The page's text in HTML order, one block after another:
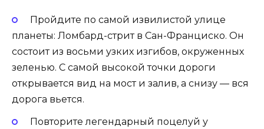
Пройдите по самой извилистой улице
планеты: Ломбард-стрит в Сан-Франциско. Он
состоит из восьми узких изгибов, окруженных
зеленью. С самой высокой точки дороги
открывается вид на мост и залив, а снизу — вся
дорога вьется.
Повторите легендарный поцелуй у